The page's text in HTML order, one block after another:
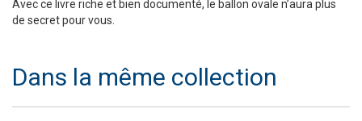
Avec ce livre riche et bien documenté, le ballon ovale n’aura plus
de secret pour vous.
Dans la même collection